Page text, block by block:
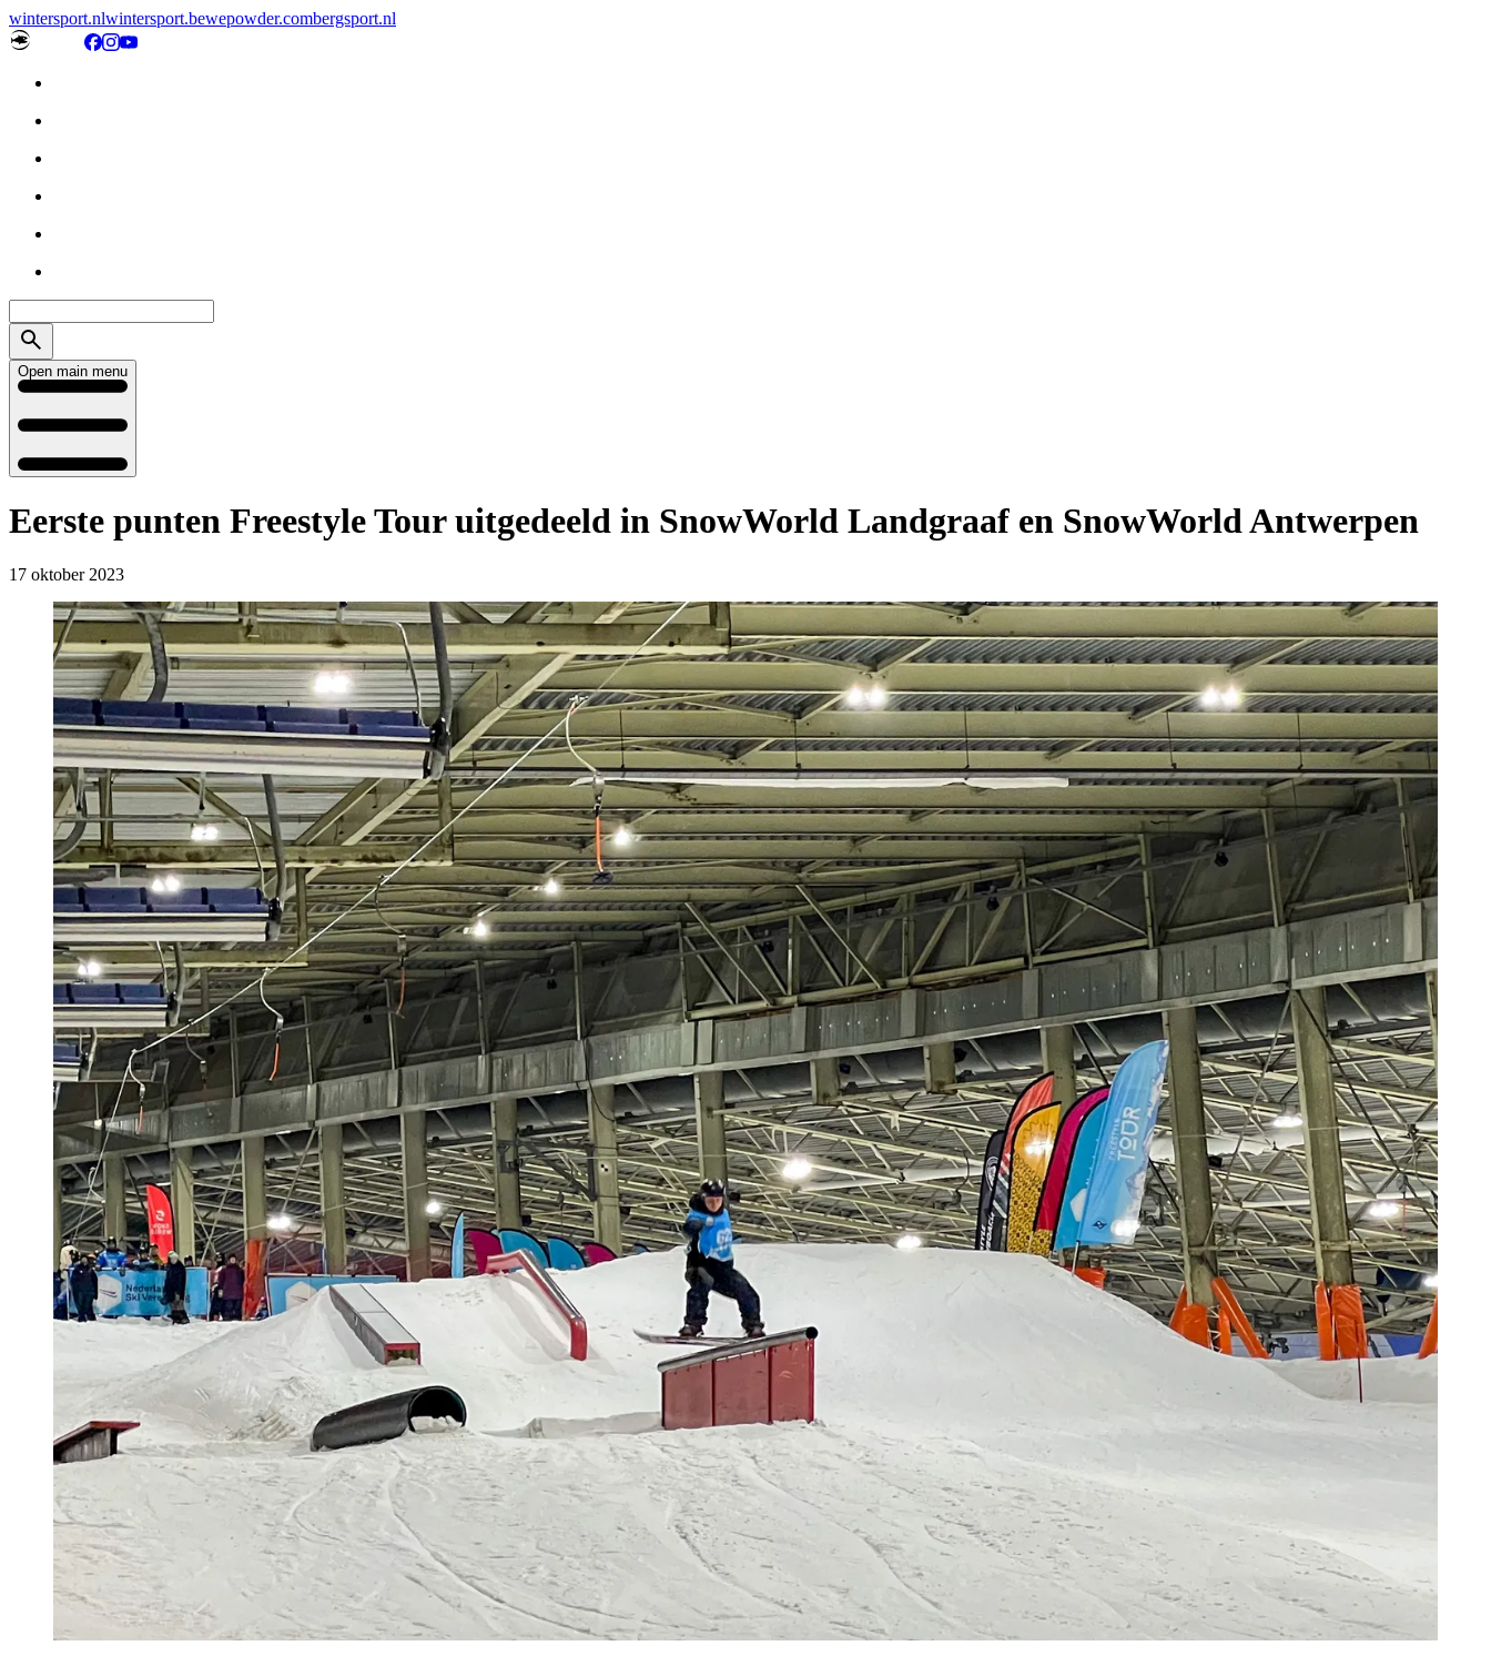
wintersport.nlwintersport.bewepowder.combergsport.nl
Open main menu
Eerste punten Freestyle Tour uitgedeeld in SnowWorld Landgraaf en SnowWorld Antwerpen
17 oktober 2023